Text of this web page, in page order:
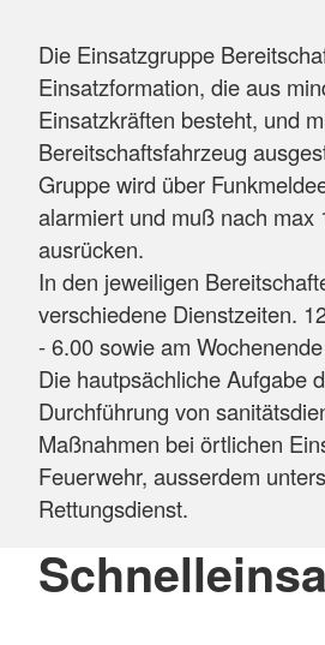
Die Einsatzgruppe
Einsatzformation, die aus
Einsatzkräften besteht, und
Bereitschaftsfahrzeug
Gruppe wird über
alarmiert und muß nach max
ausrücken.
In den jeweiligen
verschiedene Dienstzeiten.
- 6.00 sowie am
Die hautpsächliche Aufgabe
Durchführung von
Maßnahmen bei örtlichen
Feuerwehr, ausserdem
Rettungsdienst.